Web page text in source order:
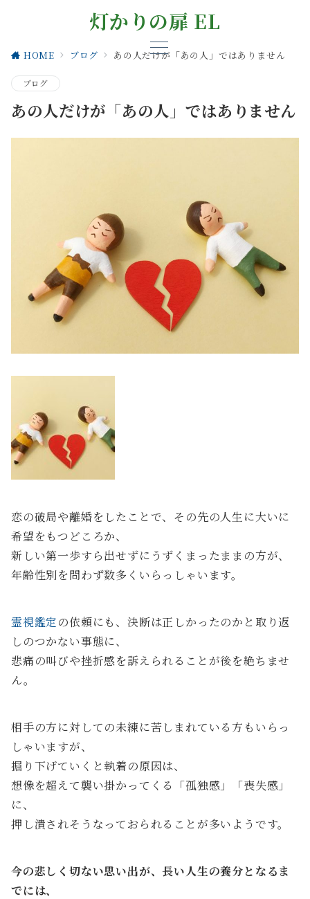
灯かりの扉 EL
HOME ブログ あの人だけが「あの人」ではありません
ブログ
あの人だけが「あの人」ではありません
恋の破局や離婚をしたことで、その先の人生に大いに
希望をもつどころか、
新しい第一歩すら出せずにうずくまったままの方が、
年齢性別を問わず数多くいらっしゃいます。
霊視鑑定の依頼にも、決断は正しかったのかと取り返
しのつかない事態に、
悲痛の叫びや挫折感を訴えられることが後を絶ちませ
ん。
相手の方に対しての未練に苦しまれている方もいらっ
しゃいますが、
掘り下げていくと執着の原因は、
想像を超えて襲い掛かってくる「孤独感」「喪失感」
に、
押し潰されそうなっておられることが多いようです。
今の悲しく切ない思い出が、長い人生の養分となるま
でには、